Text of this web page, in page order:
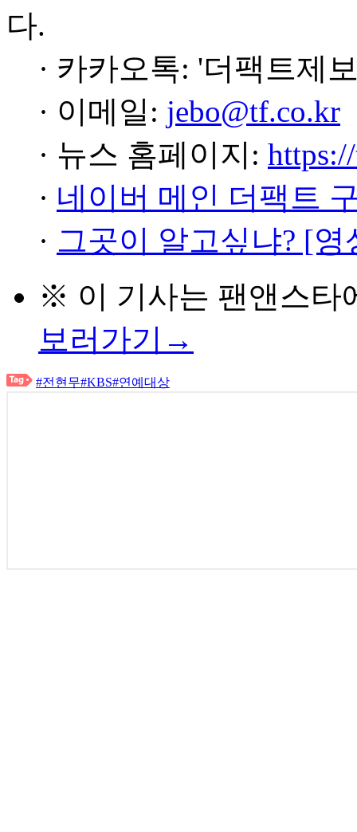
다.
· 카카오톡: '더팩트제
· 이메일: jebo@tf.co.kr
· 뉴스 홈페이지:
· 네이버 메인 더팩트
· 그곳이 알고싶냐? [
※ 이 기사는 팬앤스타
보러가기→
#전현무#KBS#연예대상